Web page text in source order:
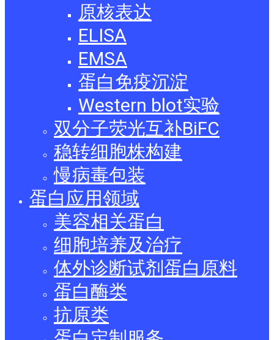
原核表达
ELISA
EMSA
蛋白免疫沉淀
Western blot实验
双分子荧光互补BiFC
稳转细胞株构建
慢病毒包装
蛋白应用领域
美容相关蛋白
细胞培养及治疗
体外诊断试剂蛋白原料
蛋白酶类
抗原类